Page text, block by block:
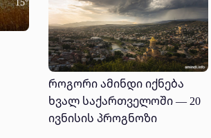
როგორი ამინდი იქნება
ხვალ საქართველოში — 20
ივნისის პროგნოზი